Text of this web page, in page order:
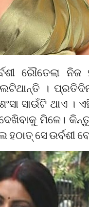
ରୌତେଲା
।
ସାଉଁଟି ଥାଏ ।
ମିଳେ।
ହଠାତ୍‌ ସେ ଉର୍ବଶୀ